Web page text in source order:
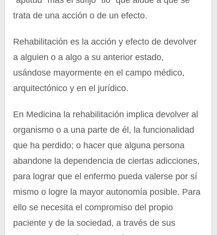
trata de una acción o de un efecto.
Rehabilitación es la acción y efecto de devolver
a alguien o a algo a su anterior estado,
usándose mayormente en el campo médico,
arquitectónico y en el jurídico.
En Medicina la rehabilitación implica devolver al
organismo o a una parte de él, la funcionalidad
que ha perdido; o hacer que alguna persona
abandone la dependencia de ciertas adicciones,
para lograr que el enfermo pueda valerse por sí
mismo o logre la mayor autonomía posible. Para
ello se necesita el compromiso del propio
paciente y de la sociedad, a través de sus